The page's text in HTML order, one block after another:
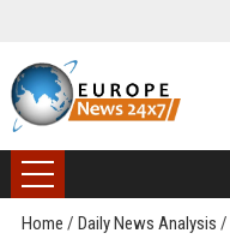
Home / Daily News Analysis /